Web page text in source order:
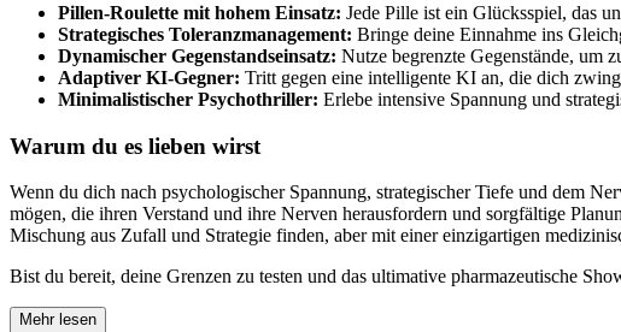
Pillen-Roulette mit hohem Einsatz: Jede Pille ist ein Glücksspiel, das
Strategisches Toleranzmanagement: Bringe deine Einnahme ins
Dynamischer Gegenstandseinsatz: Nutze begrenzte Gegenstände, um
Adaptiver KI-Gegner: Tritt gegen eine intelligente KI an, die dich
Minimalistischer Psychothriller: Erlebe intensive Spannung und
Warum du es lieben wirst
Wenn du dich nach psychologischer Spannung, strategischer Tiefe und dem
mögen, die ihren Verstand und ihre Nerven herausfordern und sorgfältige
Mischung aus Zufall und Strategie finden, aber mit einer einzigartigen
Bist du bereit, deine Grenzen zu testen und das ultimative pharmazeutische
Mehr lesen